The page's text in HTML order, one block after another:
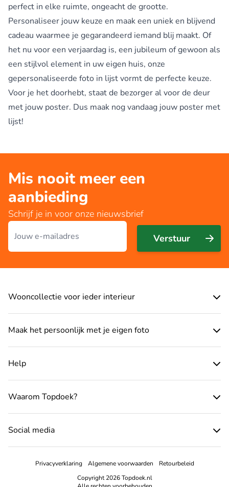
perfect in elke ruimte, ongeacht de grootte.
Personaliseer jouw keuze en maak een uniek en blijvend
cadeau waarmee je gegarandeerd iemand blij maakt. Of
het nu voor een verjaardag is, een jubileum of gewoon als
een stijlvol element in uw eigen huis, onze
gepersonaliseerde foto in lijst vormt de perfecte keuze.
Voor je het doorhebt, staat de bezorger al voor de deur
met jouw poster. Dus maak nog vandaag jouw poster met
lijst!
Mis nooit meer een
aanbieding
Schrijf je in voor onze nieuwsbrief
E-mailadres
Verstuur
Wooncollectie voor ieder interieur
Maak het persoonlijk met je eigen foto
Help
Waarom Topdoek?
Social media
Privacyverklaring Algemene voorwaarden
Retourbeleid
Copyright 2026 Topdoek.nl